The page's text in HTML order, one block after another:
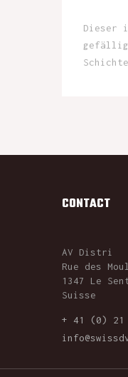
Dieser
gefällig
CONTACT
AV Distri
Rue des
1347 Le
Suisse
+ 41 (0) 21